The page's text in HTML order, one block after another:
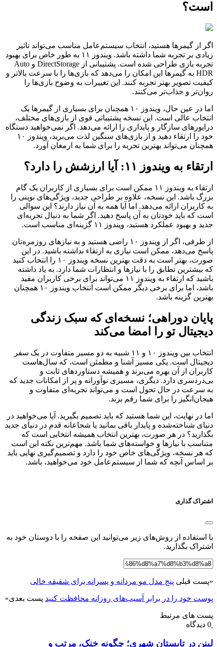
است؟
اگر از گیمرها هستید، انتخاب سیستم‌عامل مناسب می‌تواند تاثیر
زیادی بر تجربه شما داشته باشد. ویندوز
۱۱ به طور خاص برای بهبود
تجربه بازی طراحی شده است. پشتیبانی از DirectStorage و Auto
HDR به گیمرها این امکان را می‌دهد که بازی‌ها را با سرعت بالاتر و
کیفیت تصویر بهتر تجربه کنند. این تغییرات به وضوح بازی‌ها را
روان‌تر و جذاب‌تر می‌کنند.
اما در عین حال، ویندوز ۱۰ همچنان برای بسیاری از گیمرها یک
انتخاب عالی است. این نسخه پشتیبانی قوی از بازی‌های مختلف،
درایورهای سازگار و پایداری را ارائه می‌دهد. اگر نمی‌خواهید دستگاه
خود را ارتقاء دهید و از بازی‌های سنگین لذت می‌برید، ویندوز
۱۰
همچنان می‌تواند بهترین تجربه را برای شما به ارمغان آورد.
ارتقاء به ویندوز ۱۱: آیا ارزشش را دارد؟
ارتقاء به ویندوز ۱۱ ممکن است برای بسیاری از کاربران یک گام
بزرگ باشد. این نسخه، علاوه بر طراحی جدید، ویژگی‌های نوینی را
به کاربران ارائه می‌دهد. اما آیا همه به آن نیاز دارند؟ این سوالی
است که باید خودتان به آن پاسخ دهید. اگر شما به دنبال تجربه‌ای
جدید و بهبود عملکرد هستید، ویندوز
۱۱ گزینه‌ای مناسب است.
از طرفی، اگر از ویندوز ۱۰ راضی هستید و به نیازهای روزمره‌تان
پاسخ می‌دهد، ممکن است نیازی به ارتقاء نداشته باشید. در این
صورت، بهتر است به دقت بهترین نسخه ویندوز
۱۰ را انتخاب کنید
که بیشترین تطابق را با نیازها و انتظارات شما دارد. به یاد داشته
باشید که ارتقاء به ویندوز
۱۱ می‌تواند برای برخی کاربران مفید
باشد، اما برای برخی دیگر ممکن است انتخاب ویندوز
۱۰ همچنان
بهترین گزینه باشد.
پایان دو‌راهی؛ نسخه‌ای که سبک زندگی
دیجیتال تو را امضا می‌کند
انتخاب بین ویندوز ۱۰ و ۱۱ شبیه به دو مسیر متفاوت در یک سفر
دیجیتال است. یکی مسیر آشنا و مطمئن است، که سال‌هاست
کاربران از آن بهره می‌برند و همیشه دستاوردهای ثابت و
بی‌دردسری دارد. دیگری، مسیری نوآورانه و پر از امکانات جدید که
به سرعت در حال تحول است و می‌تواند تجربه‌ای متفاوت و
هیجان‌انگیز را برای شما رقم بزند.
اما در نهایت، این شما هستید که باید تصمیم بگیرید. آیا می‌خواهید در
دنیای شناخته‌شده و پایدار باقی بمانید یا شجاعانه قدم در دنیای جدید
بگذارید؟ در هر صورت، بهترین انتخاب همیشه انتخابی است که
متناسب با نیازها و خواسته‌های شما باشد. مهم‌ترین نکته این است
که هر نسخه، ویژگی‌های خاص خود را دارد و تصمیم‌گیری نهایی باید
بر اساس آنچه که شما از سیستم‌عامل خود می‌خواهید، باشد.
اشتراک گذاری
با استفاده از روش‌های زیر می‌توانید این صفحه را با دوستان خود به
اشتراک بگذارید.
«پست قبلی پنج مدل مو مردانه و پسرانه برای شقیقه خالی
پوست خود را در برابر آسیب‌های روزانه محافظت کنید پست بعدی»
پست های مرتبط
0 دیدگاه
لینن در تابستان شهری؛ چگونه خنک، مرتب و